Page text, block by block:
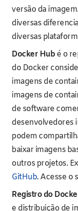
versão da
diversas
diversas
Docker Hubé o
do Docker
imagens de
imagens de
de software
desenvolvedores
podem
baixar imagens
outros projetos.
GitHub. Acesse o
Registro do
e distribuição de